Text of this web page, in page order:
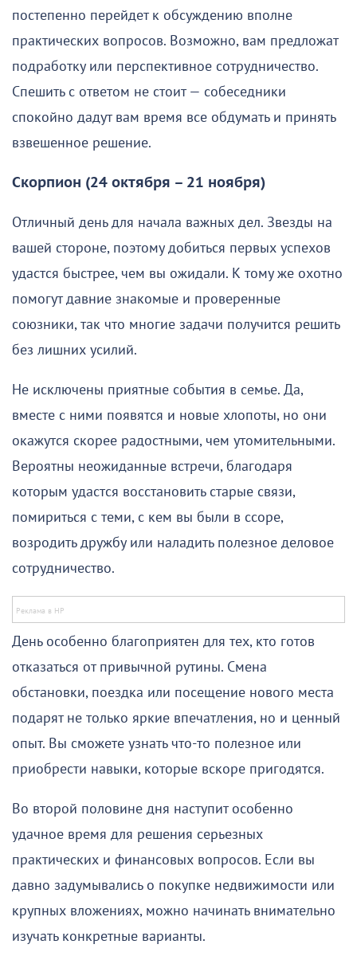
постепенно перейдет к обсуждению вполне
практических вопросов. Возможно, вам предложат
подработку или перспективное сотрудничество.
Спешить с ответом не стоит — собеседники
спокойно дадут вам время все обдумать и принять
взвешенное решение.
Скорпион (24 октября – 21 ноября)
Отличный день для начала важных дел. Звезды на
вашей стороне, поэтому добиться первых успехов
удастся быстрее, чем вы ожидали. К тому же охотно
помогут давние знакомые и проверенные
союзники, так что многие задачи получится решить
без лишних усилий.
Не исключены приятные события в семье. Да,
вместе с ними появятся и новые хлопоты, но они
окажутся скорее радостными, чем утомительными.
Вероятны неожиданные встречи, благодаря
которым удастся восстановить старые связи,
помириться с теми, с кем вы были в ссоре,
возродить дружбу или наладить полезное деловое
сотрудничество.
День особенно благоприятен для тех, кто готов
отказаться от привычной рутины. Смена
обстановки, поездка или посещение нового места
подарят не только яркие впечатления, но и ценный
опыт. Вы сможете узнать что-то полезное или
приобрести навыки, которые вскоре пригодятся.
Во второй половине дня наступит особенно
удачное время для решения серьезных
практических и финансовых вопросов. Если вы
давно задумывались о покупке недвижимости или
крупных вложениях, можно начинать внимательно
изучать конкретные варианты.